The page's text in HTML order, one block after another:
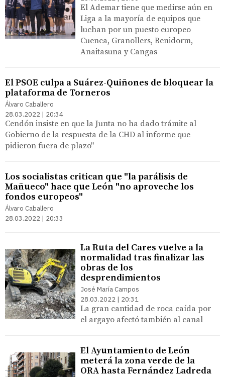
El Ademar tiene que medirse aún en
Liga a la mayoría de equipos que
luchan por un puesto europeo
Cuenca, Granollers, Benidorm,
Anaitasuna y Cangas
El PSOE culpa a Suárez-Quiñones de bloquear la
plataforma de Torneros
Álvaro Caballero
28.03.2022 | 20:34
Cendón insiste en que la Junta no ha dado trámite al
Gobierno de la respuesta de la CHD al informe que
pidieron fuera de plazo"
Los socialistas critican que "la parálisis de
Mañueco" hace que León "no aproveche los
fondos europeos"
Álvaro Caballero
28.03.2022 | 20:33
La Ruta del Cares vuelve a la
normalidad tras finalizar las
obras de los
desprendimientos
José María Campos
28.03.2022 | 20:31
La gran cantidad de roca caída por
el argayo afectó también al canal
El Ayuntamiento de León
meterá la zona verde de la
ORA hasta Fernández Ladreda